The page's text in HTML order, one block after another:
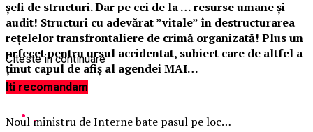
șefi de structuri. Dar pe cei de la … resurse umane și
audit! Structuri cu adevărat ”vitale” în destructurarea
rețelelor transfrontaliere de crimă organizată! Plus un
prfecet pentru ursul accidentat, subiect care de altfel a
ținut capul de afiș al agendei MAI…
Noul ministru de Interne bate pasul pe loc…
Citeste in continuare
Iti recomandam